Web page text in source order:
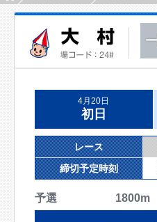
4月20日
初日
レース
締切予定時刻
予選 1800m